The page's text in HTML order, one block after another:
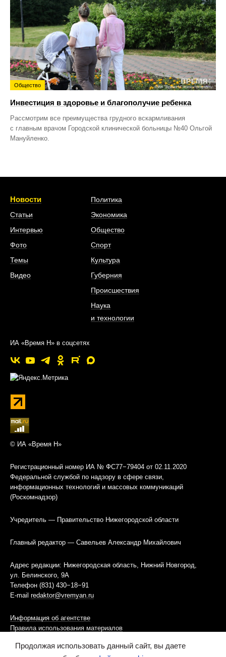
Общество
Инвестиция в здоровье и благополучие ребенка
Рассмотрим все преимущества грудного вскармливания
с главным врачом Городской клинической больницы №40 Ольгой
Мануйленко.
Новости
Статьи
Интервью
Фото
Темы
Видео
Политика
Экономика
Общество
Спорт
Культура
Губерния
Происшествия
Наука
и технологии
ИА «Время Н» в соцсетях
© ИА «Время Н»
Регистрационный номер ИА № ФС77−79404 от 02.11.2020
Федеральной службой по надзору в сфере связи,
информационных технологий и массовых коммуникаций
(Роскомнадзор)
Учредитель — Правительство Нижегородской области
Главный редактор — Савельев Александр Михайлович
Адрес редакции: Нижегородская область, Нижний Новгород,
ул. Белинского, 9А
Телефон (831) 430−18−91
E-mail redaktor@vremyan.ru
Информация об агентстве
Правила использования материалов
Информационная политика использования «cookies»-файлов
Продолжая использовать данный сайт, вы даете